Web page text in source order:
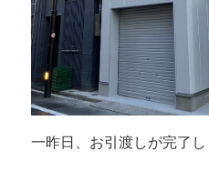
一昨日、お引渡しが完了し